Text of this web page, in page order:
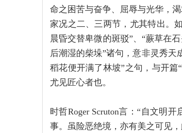
命之困苦与奋争、屈辱与光华，
家况之二、三两节，尤其特出。
晨昏交替卑微的斑驳”、“蕨草在
后潮湿的柴垛”诸句，意非灵秀天
稻花便开满了林坡”之句，与开篇
尤见匠心者也。
时哲Roger Scruton言：“自文明
事。虽险恶绝境，亦有美之可见